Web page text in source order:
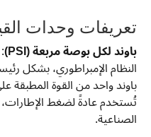
تعريفات وحدات
باوند لكل بوصة مربعة (PSI)
النظام الإمبراطوري، بشكل
باوند واحد من القوة
تُستخدم عادةً لضغط الإطارات،
الصناعية.